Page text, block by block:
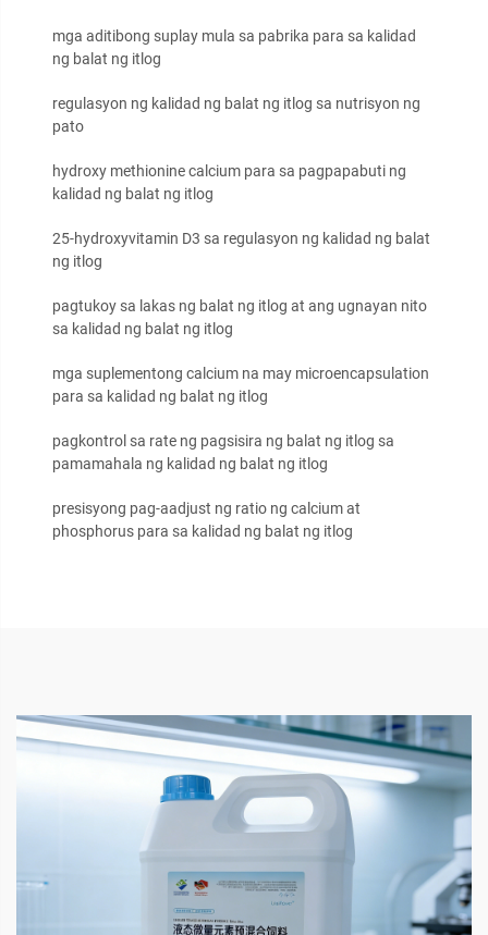
mga aditibong suplay mula sa pabrika para sa kalidad
ng balat ng itlog
regulasyon ng kalidad ng balat ng itlog sa nutrisyon ng
pato
hydroxy methionine calcium para sa pagpapabuti ng
kalidad ng balat ng itlog
25-hydroxyvitamin D3 sa regulasyon ng kalidad ng balat
ng itlog
pagtukoy sa lakas ng balat ng itlog at ang ugnayan nito
sa kalidad ng balat ng itlog
mga suplementong calcium na may microencapsulation
para sa kalidad ng balat ng itlog
pagkontrol sa rate ng pagsisira ng balat ng itlog sa
pamamahala ng kalidad ng balat ng itlog
presisyong pag-aadjust ng ratio ng calcium at
phosphorus para sa kalidad ng balat ng itlog